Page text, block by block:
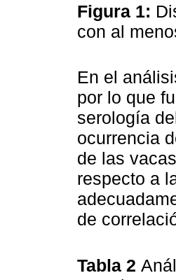
Figura 1:
con al
En el
por lo que
serología
ocurrencia
de las
respecto a
de
Tabla 2